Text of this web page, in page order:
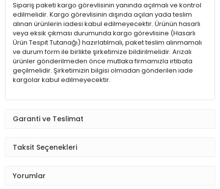
Sipariş paketi kargo görevlisinin yanında açılmalı ve kontrol
edilmelidir. Kargo görevlisinin dışında açılan yada teslim
alınan ürünlerin iadesi kabul edilmeyecektir. Ürünün hasarlı
veya eksik çıkması durumunda kargo görevlisine (Hasarlı
Ürün Tespit Tutanağı) hazırlatılmalı, paket teslim alınmamalı
ve durum form ile birlikte şirketimize bildirilmelidir. Arızalı
ürünler gönderilmeden önce mutlaka firmamızla irtibata
geçilmelidir. Şirketimizin bilgisi olmadan gönderilen iade
kargolar kabul edilmeyecektir.
Garanti ve Teslimat
Taksit Seçenekleri
Yorumlar